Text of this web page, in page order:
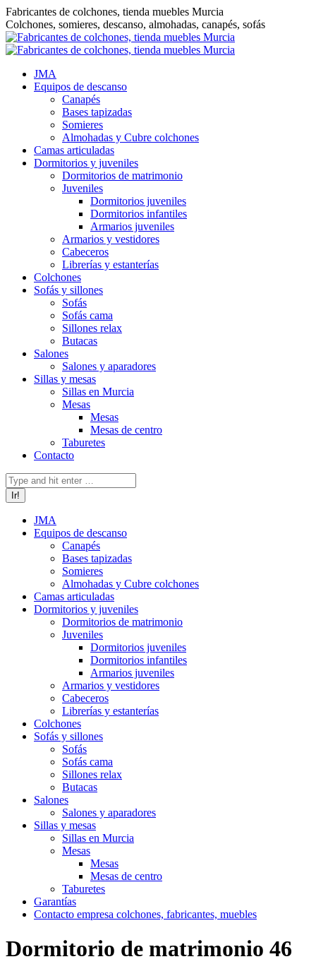
Saltar
al
contenido
Fabricantes de colchones, tienda muebles Murcia
Colchones, somieres, descanso, almohadas, canapés, sofás
JMA
Equipos de descanso
Canapés
Bases tapizadas
Somieres
Almohadas y Cubre colchones
Camas articuladas
Dormitorios y juveniles
Dormitorios de matrimonio
Juveniles
Dormitorios juveniles
Dormitorios infantiles
Armarios juveniles
Armarios y vestidores
Cabeceros
Librerías y estanterías
Colchones
Sofás y sillones
Sofás
Sofás cama
Sillones relax
Butacas
Salones
Salones y aparadores
Sillas y mesas
Sillas en Murcia
Mesas
Mesas
Mesas de centro
Taburetes
Contacto
Buscar:
JMA
Equipos de descanso
Canapés
Bases tapizadas
Somieres
Almohadas y Cubre colchones
Camas articuladas
Dormitorios y juveniles
Dormitorios de matrimonio
Juveniles
Dormitorios juveniles
Dormitorios infantiles
Armarios juveniles
Armarios y vestidores
Cabeceros
Librerías y estanterías
Colchones
Sofás y sillones
Sofás
Sofás cama
Sillones relax
Butacas
Salones
Salones y aparadores
Sillas y mesas
Sillas en Murcia
Mesas
Mesas
Mesas de centro
Taburetes
Garantías
Contacto empresa colchones, fabricantes, muebles
Dormitorio de matrimonio 46